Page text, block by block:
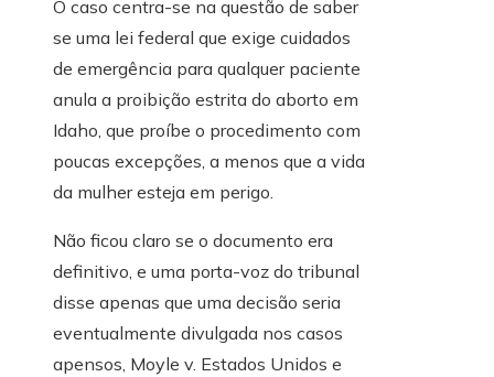
O caso centra-se na questão de saber
se uma lei federal que exige cuidados
de emergência para qualquer paciente
anula a proibição estrita do aborto em
Idaho, que proíbe o procedimento com
poucas excepções, a menos que a vida
da mulher esteja em perigo.
Não ficou claro se o documento era
definitivo, e uma porta-voz do tribunal
disse apenas que uma decisão seria
eventualmente divulgada nos casos
apensos, Moyle v. Estados Unidos e